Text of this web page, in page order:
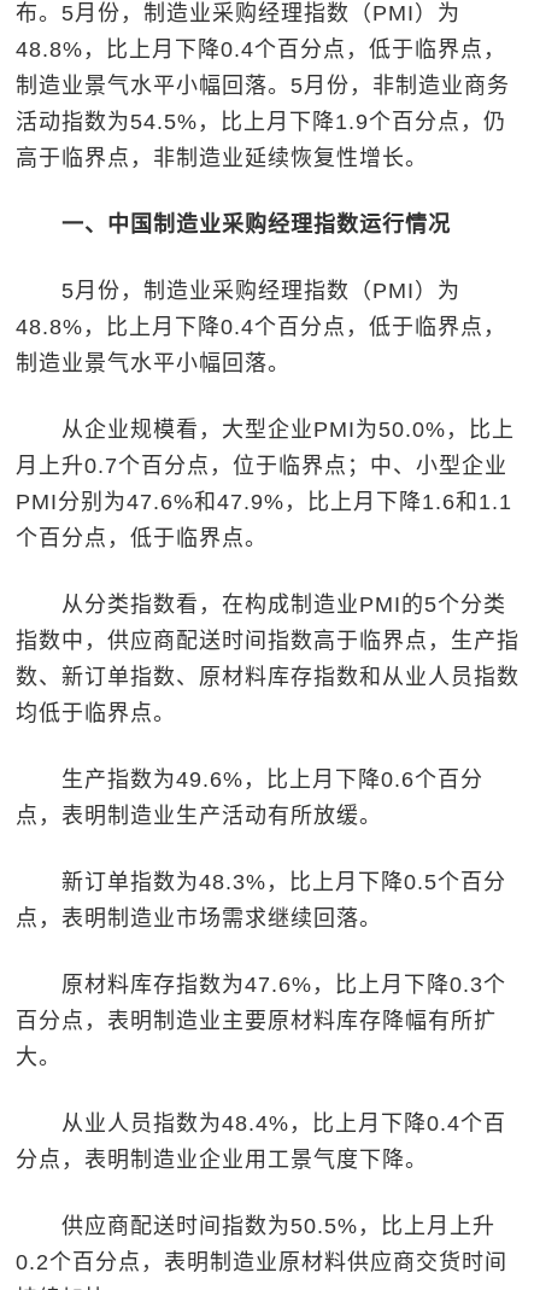
布。5月份，制造业采购经理指数（PMI）为
48.8%，比上月下降0.4个百分点，低于临界点，
制造业景气水平小幅回落。5月份，非制造业商务
活动指数为54.5%，比上月下降1.9个百分点，仍
高于临界点，非制造业延续恢复性增长。
一、中国制造业采购经理指数运行情况
5月份，制造业采购经理指数（PMI）为
48.8%，比上月下降0.4个百分点，低于临界点，
制造业景气水平小幅回落。
从企业规模看，大型企业PMI为50.0%，比上
月上升0.7个百分点，位于临界点；中、小型企业
PMI分别为47.6%和47.9%，比上月下降1.6和1.1
个百分点，低于临界点。
从分类指数看，在构成制造业PMI的5个分类
指数中，供应商配送时间指数高于临界点，生产指
数、新订单指数、原材料库存指数和从业人员指数
均低于临界点。
生产指数为49.6%，比上月下降0.6个百分
点，表明制造业生产活动有所放缓。
新订单指数为48.3%，比上月下降0.5个百分
点，表明制造业市场需求继续回落。
原材料库存指数为47.6%，比上月下降0.3个
百分点，表明制造业主要原材料库存降幅有所扩
大。
从业人员指数为48.4%，比上月下降0.4个百
分点，表明制造业企业用工景气度下降。
供应商配送时间指数为50.5%，比上月上升
0.2个百分点，表明制造业原材料供应商交货时间